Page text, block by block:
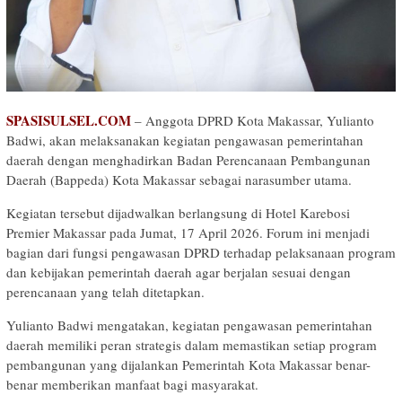
SPASISULSEL.COM – Anggota DPRD Kota Makassar, Yulianto
Badwi, akan melaksanakan kegiatan pengawasan pemerintahan
daerah dengan menghadirkan Badan Perencanaan Pembangunan
Daerah (Bappeda) Kota Makassar sebagai narasumber utama.
Kegiatan tersebut dijadwalkan berlangsung di Hotel Karebosi
Premier Makassar pada Jumat, 17 April 2026. Forum ini menjadi
bagian dari fungsi pengawasan DPRD terhadap pelaksanaan program
dan kebijakan pemerintah daerah agar berjalan sesuai dengan
perencanaan yang telah ditetapkan.
Yulianto Badwi mengatakan, kegiatan pengawasan pemerintahan
daerah memiliki peran strategis dalam memastikan setiap program
pembangunan yang dijalankan Pemerintah Kota Makassar benar-
benar memberikan manfaat bagi masyarakat.